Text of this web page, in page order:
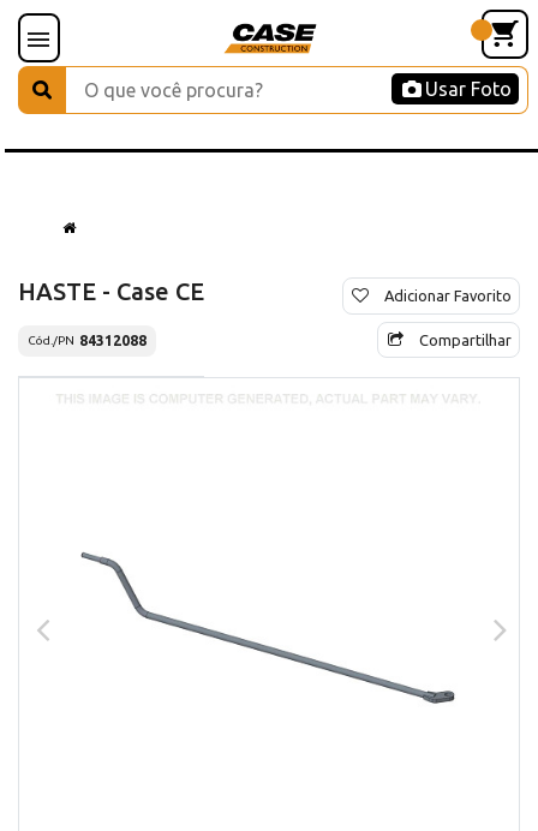
Usar Foto
HASTE - Case CE
Cód./PN 84312088
Adicionar Favorito
Compartilhar